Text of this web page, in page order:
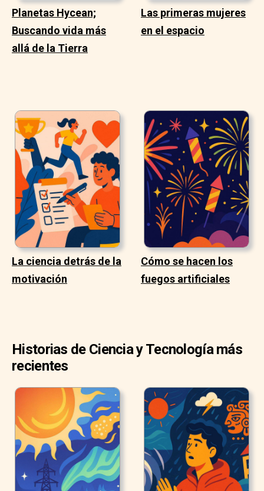
Planetas Hycean;
Buscando vida más
allá de la Tierra
Las primeras mujeres
en el espacio
La ciencia detrás de la
motivación
Cómo se hacen los
fuegos artificiales
Historias de Ciencia y Tecnología más
recientes